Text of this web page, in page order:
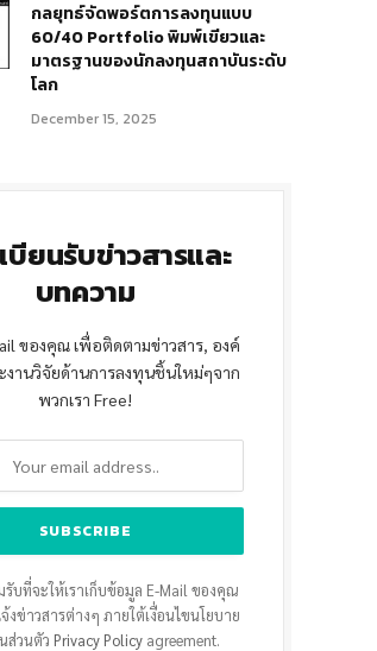
กลยุทธ์จัดพอร์ตการลงทุนแบบ
60/40 Portfolio พิมพ์เขียวและ
มาตรฐานของนักลงทุนสถาบันระดับ
โลก
December 15, 2025
บียนรับข่าวสารและ
บทความ
ของคุณ เพื่อติดตามข่าวสาร, องค์
งานวิจัยด้านการลงทุนชิ้นใหม่ๆจาก
พวกเรา Free!
บที่จะให้เราเก็บข้อมูล E-Mail ของคุณ
จ้งข่าวสารต่างๆ ภายใต้เงื่อนไขนโยบาย
ส่วนตัว Privacy Policy agreement.